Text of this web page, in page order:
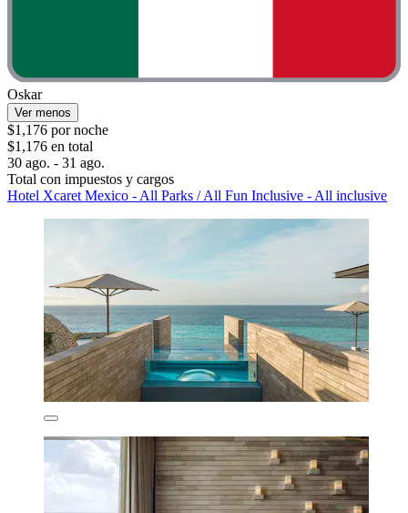
Oskar
Ver menos
$1,176 por noche
$1,176 en total
30 ago. - 31 ago.
Total con impuestos y cargos
Hotel Xcaret Mexico - All Parks / All Fun Inclusive - All inclusive